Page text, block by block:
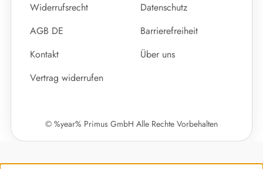
Widerrufsrecht
Datenschutz
AGB DE
Barrierefreiheit
Kontakt
Über uns
Vertrag widerrufen
© %year% Primus GmbH Alle Rechte Vorbehalten